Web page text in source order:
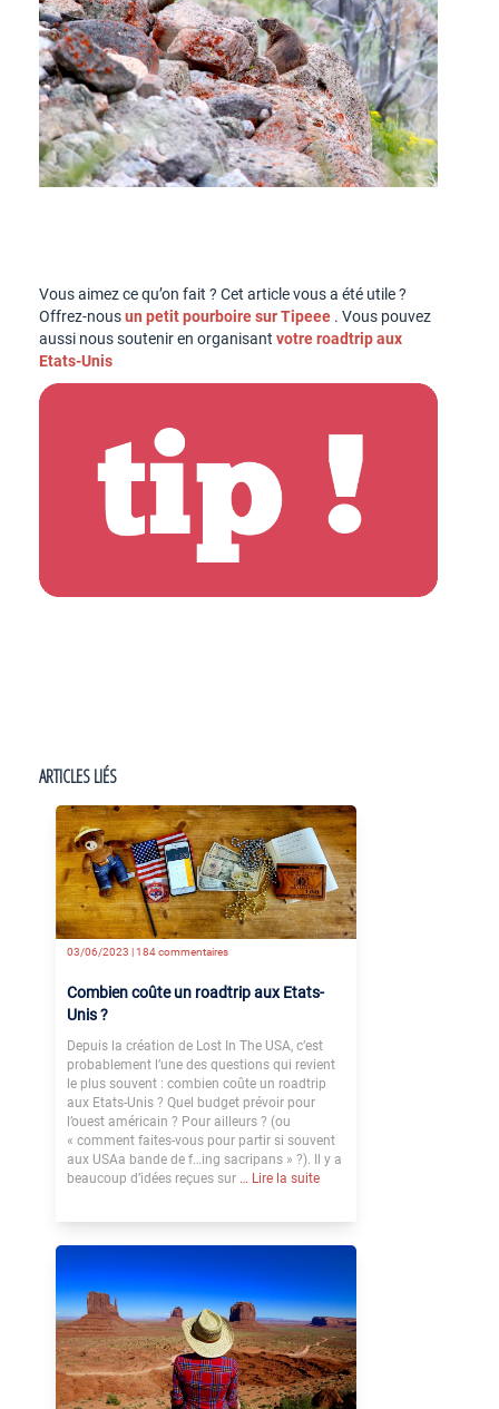
Vous aimez ce qu’on fait ? Cet article vous a été utile ?
Offrez-nousun petit pourboire sur Tipeee . Vous pouvez
aussi nous soutenir en organisant votre roadtrip aux
Etats-Unis
ARTICLES LIÉS
03/06/2023 | 184 commentaires
Combien coûte un roadtrip aux Etats-
Unis ?
Depuis la création de Lost In The USA, c’est
probablement l’une des questions qui revient
le plus souvent : combien coûte un roadtrip
aux Etats-Unis ? Quel budget prévoir pour
l’ouest américain ? Pour ailleurs ? (ou
« comment faites-vous pour partir si souvent
aux USAa bande de f…ing sacripans » ?). Il y a
beaucoup d’idées reçues sur … Lire la suite